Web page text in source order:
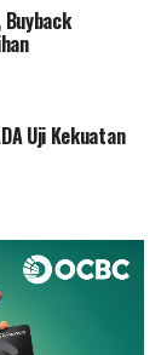
Buyback
Uji Kekuatan